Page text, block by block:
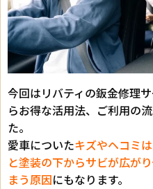
今回はリバティの鈑金修理
らお得な活用法、ご利用の
た。
愛車についたキズやヘコミ
と塗装の下からサビが広が
まう原因にもなります。